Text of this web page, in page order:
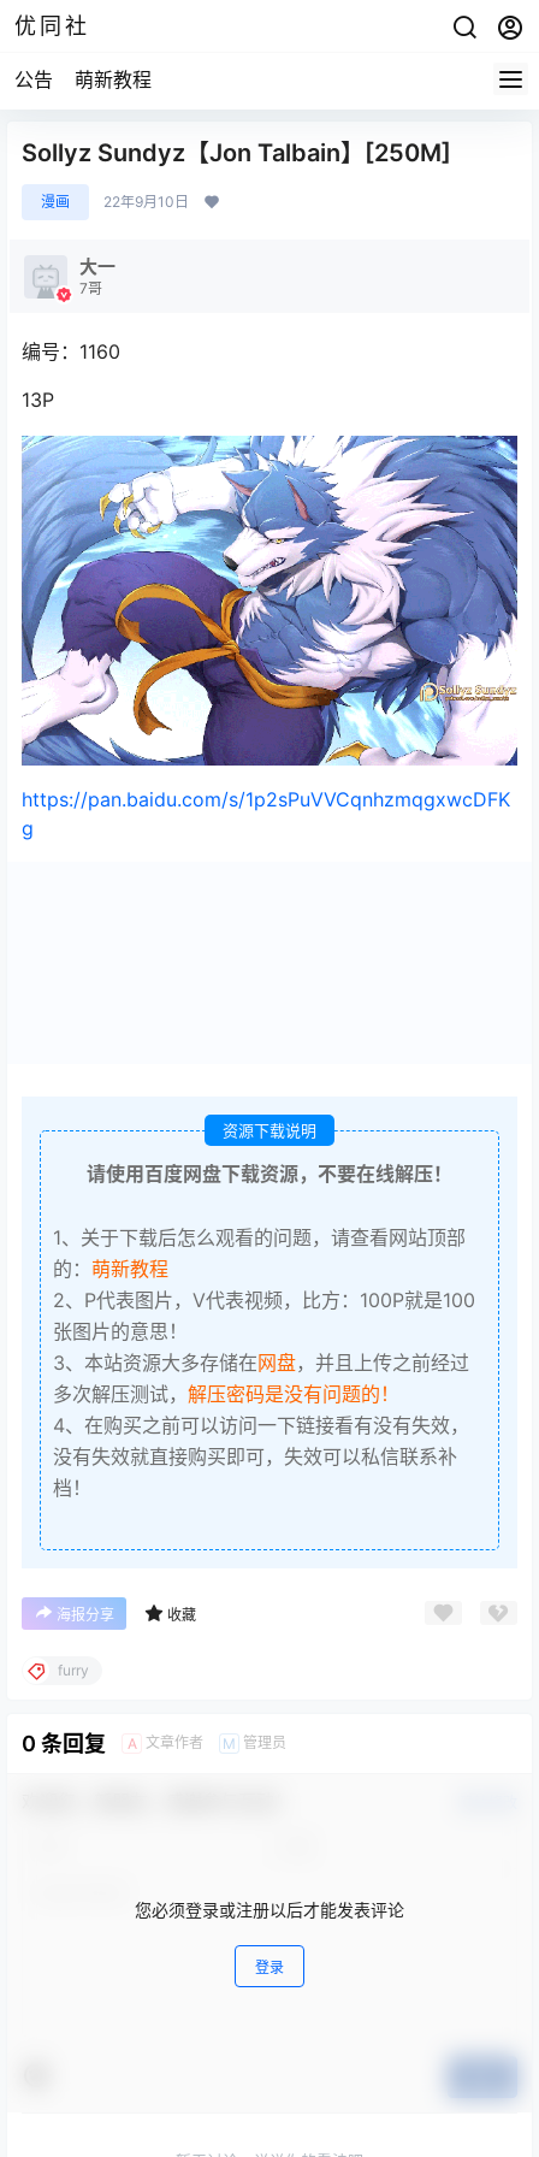
优同社
公告 萌新教程
Sollyz Sundyz【Jon Talbain】[250M]
漫画 22年9月10日
大一
7哥
编号：1160
13P
https://pan.baidu.com/s/1p2sPuVVCqnhzmqgxwcDFK
g
资源下载说明
请使用百度网盘下载资源，不要在线解压！
1、关于下载后怎么观看的问题，请查看网站顶部
的： 萌新教程
2、P代表图片，V代表视频，比方：100P就是100
张图片的意思！
3、本站资源大多存储在网盘，并且上传之前经过
多次解压测试， 解压密码是没有问题的！
4、在购买之前可以访问一下链接看有没有失效，
没有失效就直接购买即可，失效可以私信联系补
档！
海报分享 收藏
furry
0 条回复 A 文章作者 M 管理员
您必须登录或注册以后才能发表评论
登录